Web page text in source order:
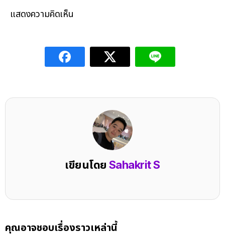
แสดงความคิดเห็น
เขียนโดยSahakrit S
คุณอาจชอบเรื่องราวเหล่านี้